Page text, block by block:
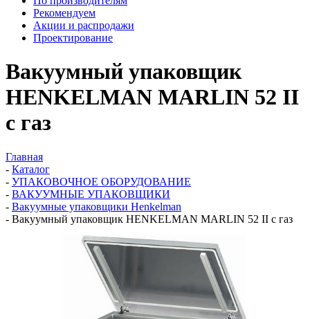
Рекомендуем
Акции и распродажи
Проектирование
Вакуумный упаковщик
HENKELMAN MARLIN 52 II
с газ
Главная
- Каталог
- УПАКОВОЧНОЕ ОБОРУДОВАНИЕ
- ВАКУУМНЫЕ УПАКОВЩИКИ
- Вакуумные упаковщики Henkelman
- Вакуумный упаковщик HENKELMAN MARLIN 52 II с газ